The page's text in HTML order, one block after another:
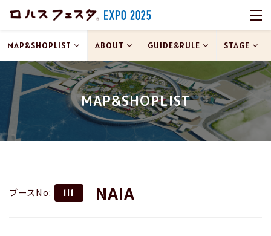
MAP&SHOPLIST
MAP&SHOPLIST ABOUT GUIDE&RULE STAGE
ブースNo: 111 NAIA